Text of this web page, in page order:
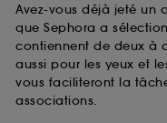
Avez-vous déjà jeté
que Sephora a
contiennent de deux à
aussi pour les yeux et
vous faciliteront la
associations.